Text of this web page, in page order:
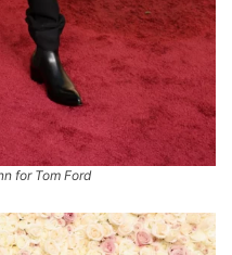
for Tom Ford